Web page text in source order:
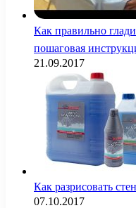
Как правильно
пошаговая
21.09.2017
Как разрисовать
07.10.2017